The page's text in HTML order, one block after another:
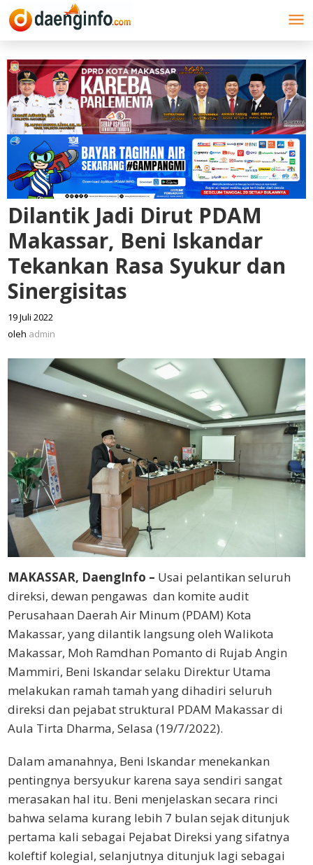
Lewati
ke
Dilantik Jadi Dirut PDAM
Makassar, Beni Iskandar
Tekankan Rasa Syukur dan
Sinergisitas
19 Juli 2022
oleh admin
MAKASSAR, DaengInfo – Usai pelantikan seluruh
direksi, dewan pengawas dan komite audit
Perusahaan Daerah Air Minum (PDAM) Kota
Makassar, yang dilantik langsung oleh Walikota
Makassar, Moh Ramdhan Pomanto di Rujab Angin
Mammiri, Beni Iskandar selaku Direktur Utama
melakukan ramah tamah yang dihadiri seluruh
direksi dan pejabat struktural PDAM Makassar di
Aula Tirta Dharma, Selasa (19/7/2022).
Dalam amanahnya, Beni Iskandar menekankan
pentingnya bersyukur karena saya sendiri sangat
merasakan hal itu. Beni menjelaskan secara rinci
bahwa selama kurang lebih 7 bulan sejak ditunjuk
pertama kali sebagai Pejabat Direksi yang sifatnya
koleftif kolegial, selanjutnya ditunjuk lagi sebagai